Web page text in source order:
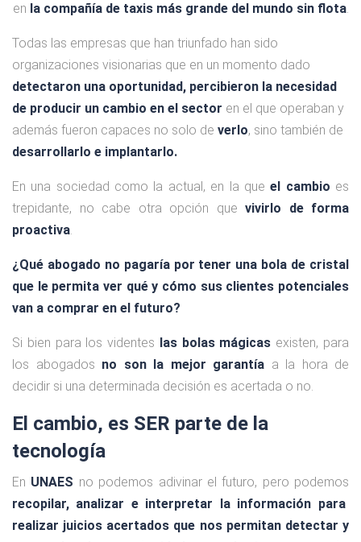
en la compañía de taxis más grande del mundo sin flota.
Todas las empresas que han triunfado han sido
organizaciones visionarias que en un momento dado
detectaron una oportunidad, percibieron la necesidad
de producir un cambio en el sector en el que operaban y
además fueron capaces no solo de verlo, sino también de
desarrollarlo e implantarlo.
En una sociedad como la actual, en la queel cambio es
trepidante, no cabe otra opción que vivirlo de forma
proactiva.
¿Qué abogado no pagaría por tener una bola de cristal
que le permita ver qué y cómo sus clientes potenciales
van a comprar en el futuro?
Si bien para los videntes las bolas mágicas existen, para
los abogados no son la mejor garantía a la hora de
decidir si una determinada decisión es acertada o no.
El cambio, es SER parte de la
tecnología
En UNAES no podemos adivinar el futuro, pero podemos
recopilar, analizar e interpretar la información para
realizar juicios acertados que nos permitan detectar y